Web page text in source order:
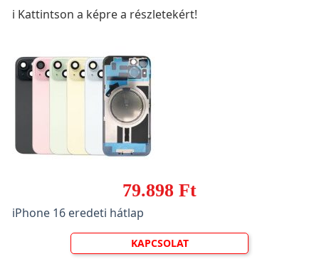
ℹ️ Kattintson a képre a részletekért!
79.898 Ft
iPhone 16 eredeti hátlap
KAPCSOLAT